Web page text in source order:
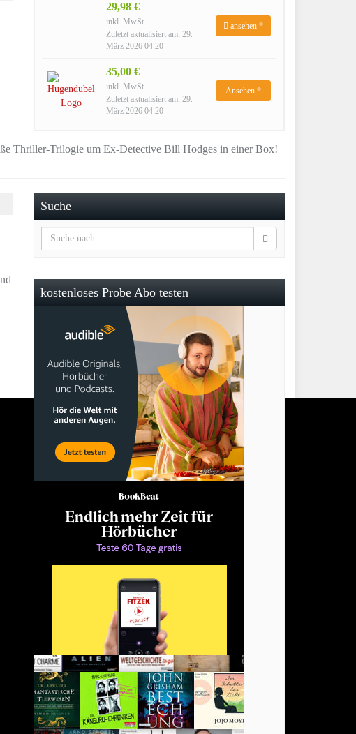
29,98 €
inkl. MwSt.
Zuletzt aktualisiert am: 29.
März 2026 04:20
ansehen *
35,00 €
inkl. MwSt.
Zuletzt aktualisiert am: 29.
März 2026 04:20
Ansehen *
Thriller-Trilogie um Ex-Detective Bill Hodges in einer Box!
Suche
kostenloses Probe Abo testen